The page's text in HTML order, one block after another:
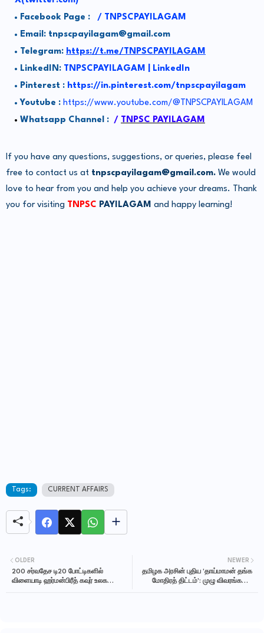
Facebook Page : / TNPSCPAYILAGAM
Email: tnpscpayilagam@gmail.com
Telegram: https://t.me/TNPSCPAYILAGAM
LinkedIN: TNPSCPAYILAGAM | LinkedIn
Pinterest : https://in.pinterest.com/tnpscpayilagam
Youtube : https://www.youtube.com/@TNPSCPAYILAGAM
Whatsapp Channel : / TNPSC PAYILAGAM
If you have any questions, suggestions, or queries, please feel
free to contact us at tnpscpayilagam@gmail.com. We would
love to hear from you and help you achieve your dreams. Thank
you for visiting TNPSC PAYILAGAM and happy learning!
Tags: CURRENT AFFAIRS
NEWER
தமிழக அரசின் புதிய 'தாய்மாமன் தங்க
மோதிரத் திட்டம்': முழு விவரங்கள் -
OLDER
200 சர்வதேச டி20 போட்டிகளில்
விளையாடி ஹர்மன்பிரீத் கவுர் உலக